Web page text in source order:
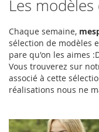
Les
Chaque semaine,
sélection de modèles
pare qu'on les aimes
Vous trouverez sur
associé à cette
réalisations nous ne